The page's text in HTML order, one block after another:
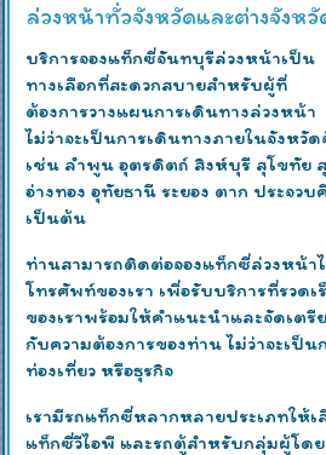
ล่วงหน้าทั่วจังหวัดและต่างจังหวั
บริการจองแท็กซี่จันทบุรีล่วงหน้าเป็น
ทางเลือกที่สะดวกสบายสำหรับผู้ที่
ต้องการวางแผนการเดินทางล่วงหน้า
ไม่ว่าจะเป็นการเดินทางภายในจังหวั
เช่น ลำพูน อุตรดิตถ์ สิงห์บุรี สุโขทัย
อ่างทอง อุทัยธานี ระยอง ตาก ประจว
เป็นต้น
ท่านสามารถติดต่อจองแท็กซี่ล่วงหน้า
โทรศัพท์ของเรา เพื่อรับบริการที่รวดเ
ของเราพร้อมให้คำแนะนำและจัดเต
กับความต้องการของท่าน ไม่ว่าจะเป็
ท่องเที่ยว หรือธุรกิจ
เรามีรถแท็กซี่หลากหลายประเภทให้
แท็กซี่วีไอพี และรถตู้สำหรับกลุ่มผู้โด